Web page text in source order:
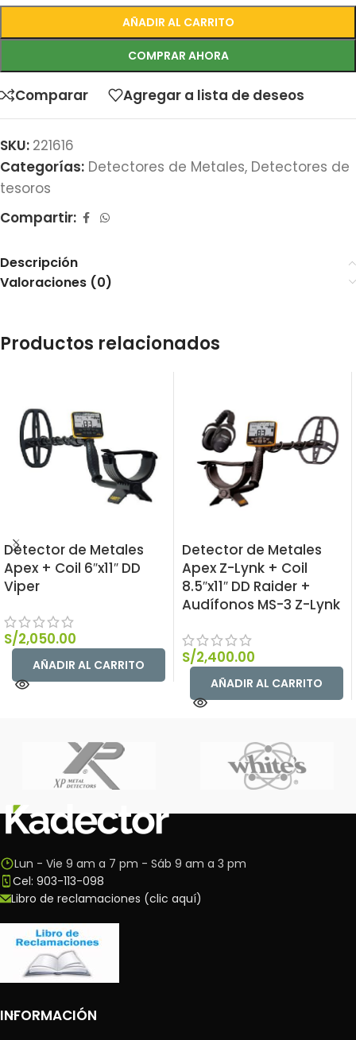
AÑADIR AL CARRITO
COMPRAR AHORA
Comparar Agregar a lista de deseos
SKU: 221616
Categorías: Detectores de Metales, Detectores de
tesoros
Compartir:
Descripción
Valoraciones (0)
Productos relacionados
Detector de Metales
Apex + Coil 6″x11″ DD
Viper
S/2,050.00
AÑADIR AL CARRITO
Detector de Metales
Apex Z-Lynk + Coil
8.5″x11″ DD Raider +
Audífonos MS-3 Z-Lynk
S/2,400.00
AÑADIR AL CARRITO
Lun - Vie 9 am a 7 pm - Sáb 9 am a 3 pm
Cel: 903-113-098
Libro de reclamaciones (clic aquí)
INFORMACIÓN